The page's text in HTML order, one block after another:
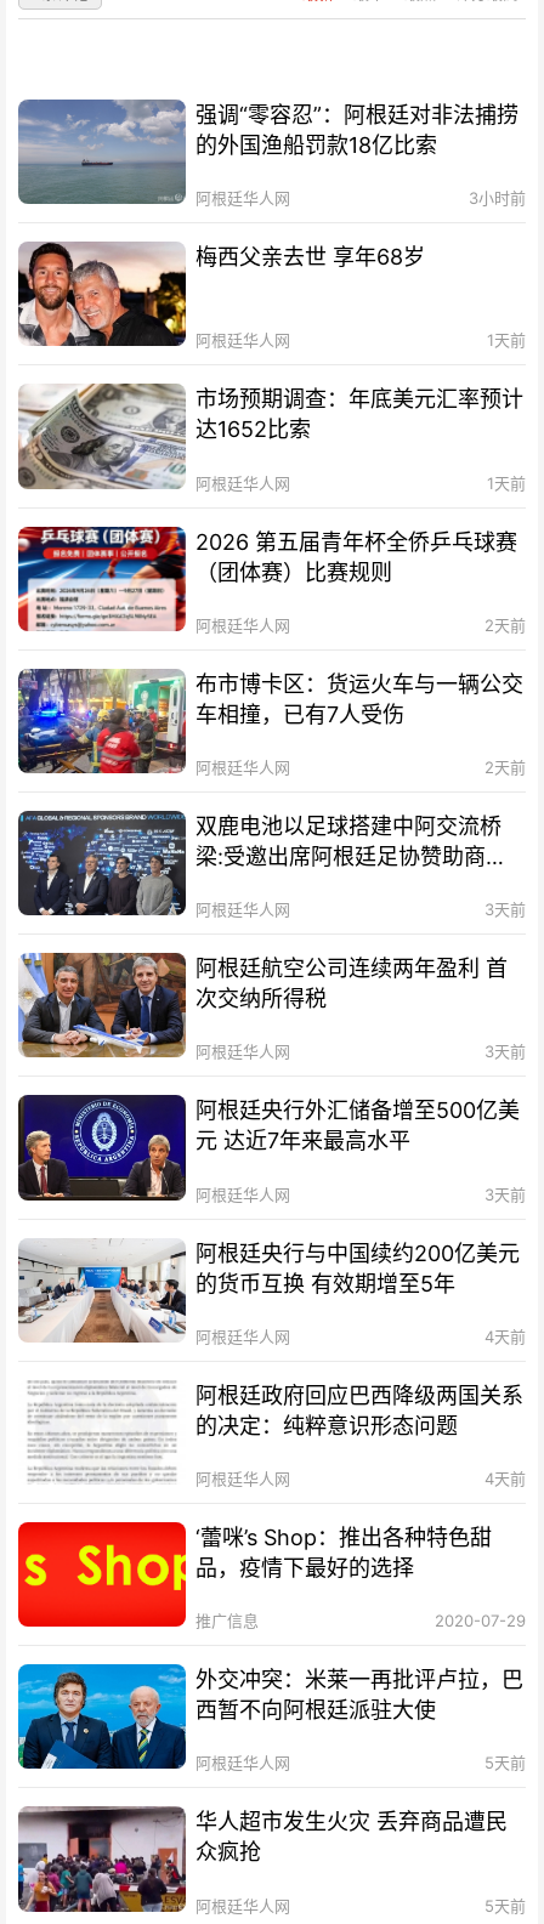
强调“零容忍”：阿根廷对非法捕捞
的外国渔船罚款18亿比索
阿根廷华人网 3小时前
梅西父亲去世 享年68岁
阿根廷华人网 1天前
市场预期调查：年底美元汇率预计
达1652比索
阿根廷华人网 1天前
2026 第五届青年杯全侨乒乓球赛
（团体赛）比赛规则
阿根廷华人网 2天前
布市博卡区：货运火车与一辆公交
车相撞，已有7人受伤
阿根廷华人网 2天前
双鹿电池以足球搭建中阿交流桥
梁:受邀出席阿根廷足协赞助商招
阿根廷华人网 3天前
阿根廷航空公司连续两年盈利 首
次交纳所得税
阿根廷华人网 3天前
阿根廷央行外汇储备增至500亿美
元 达近7年来最高水平
阿根廷华人网 3天前
阿根廷央行与中国续约200亿美元
的货币互换 有效期增至5年
阿根廷华人网 4天前
阿根廷政府回应巴西降级两国关系
的决定：纯粹意识形态问题
阿根廷华人网 4天前
‘蕾咪’s Shop：推出各种特色甜
品，疫情下最好的选择
推广信息 2020-07-29
外交冲突：米莱一再批评卢拉，巴
西暂不向阿根廷派驻大使
阿根廷华人网 5天前
华人超市发生火灾 丢弃商品遭民
众疯抢
阿根廷华人网 5天前